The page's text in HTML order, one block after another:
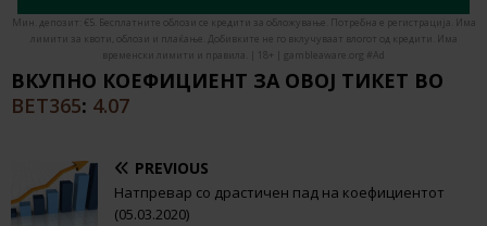
Мин. депозит: €5. Бесплатните облози се кредити за обложување. Потребна е регистрација. Има
лимити за квоти, облози и плаќање. Добивките не го вклучуваат влогот од кредити. Има
временски лимити и правила. | 18+ | gambleaware.org #Ad
ВКУПНО КОЕФИЦИЕНТ ЗА ОВОЈ ТИКЕТ ВО
BET365: 4.07
PREVIOUS
Натпревар со драстичен пад на коефициентот
(05.03.2020)